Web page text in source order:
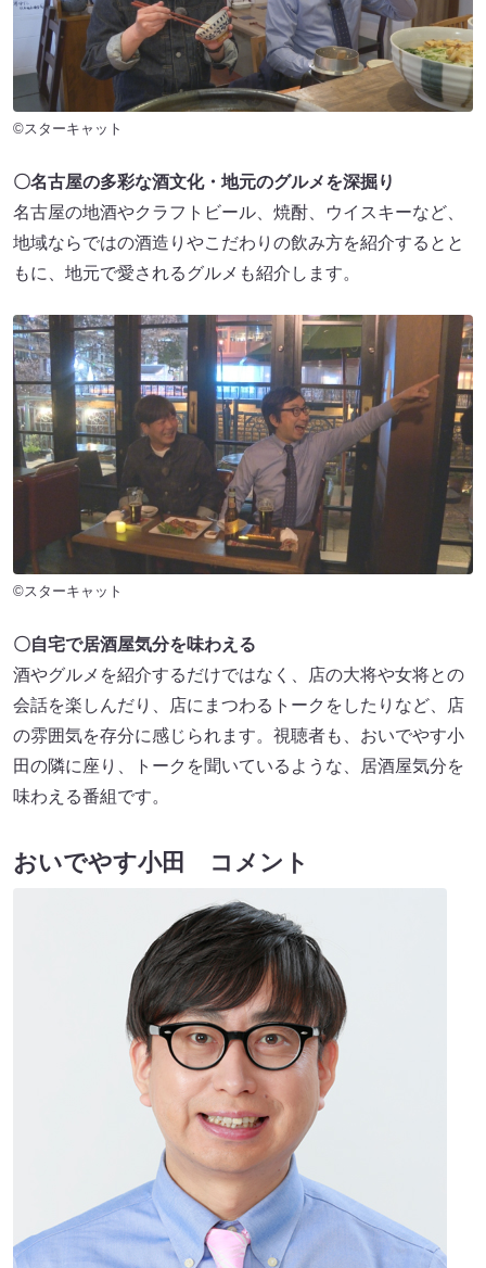
©スターキャット
〇名古屋の多彩な酒文化・地元のグルメを深掘り
名古屋の地酒やクラフトビール、焼酎、ウイスキーなど、
地域ならではの酒造りやこだわりの飲み方を紹介するとと
もに、地元で愛されるグルメも紹介します。
©スターキャット
〇自宅で居酒屋気分を味わえる
酒やグルメを紹介するだけではなく、店の大将や女将との
会話を楽しんだり、店にまつわるトークをしたりなど、店
の雰囲気を存分に感じられます。視聴者も、おいでやす小
田の隣に座り、トークを聞いているような、居酒屋気分を
味わえる番組です。
おいでやす小田 コメント